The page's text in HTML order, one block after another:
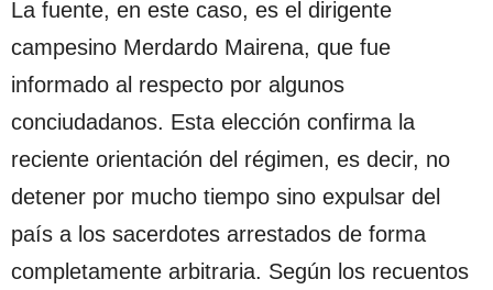
La fuente, en este caso, es el dirigente
campesino Merdardo Mairena, que fue
informado al respecto por algunos
conciudadanos. Esta elección confirma la
reciente orientación del régimen, es decir, no
detener por mucho tiempo sino expulsar del
país a los sacerdotes arrestados de forma
completamente arbitraria. Según los recuentos